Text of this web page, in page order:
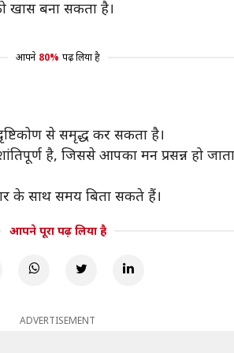
खास बना सकता है।
आपने 80% पढ़ लिया है
से समृद्ध कर सकता है।
है, जिससे आपका मन प्रसन्न हो
के साथ समय बिता सकते हैं।
आपने पूरा पढ़ लिया है
ADVERTISEMENT